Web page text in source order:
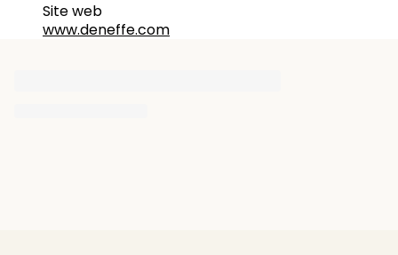
Site web
www.deneffe.com